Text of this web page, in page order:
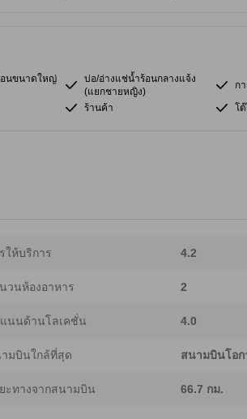
นขนาดใหญ่
บ่อ/อ่างแช่น้ำร้อนกลางแจ้ง
(แยกชายหญิง)
ก
ร้านค้า โ
ให้บริการ 4.2
วนห้องอาหาร 2
นนด้านโลเคชั่น 4.0
มบินใกล้ที่สุด สนามบินโอก
ะทางจากสนามบิน 66.7 กม.